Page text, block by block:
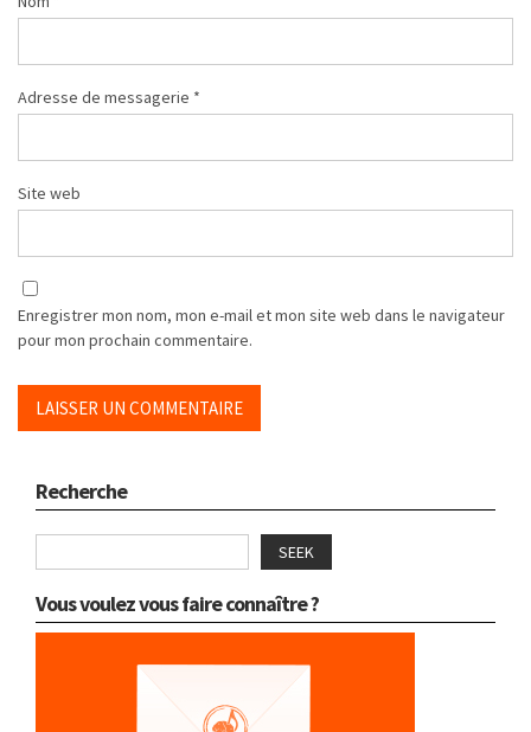
Adresse de messagerie *
Site web
Enregistrer mon nom, mon e-mail et mon site web dans le navigateur
pour mon prochain commentaire.
Recherche
SEEK
Vous voulez vous faire connaître ?